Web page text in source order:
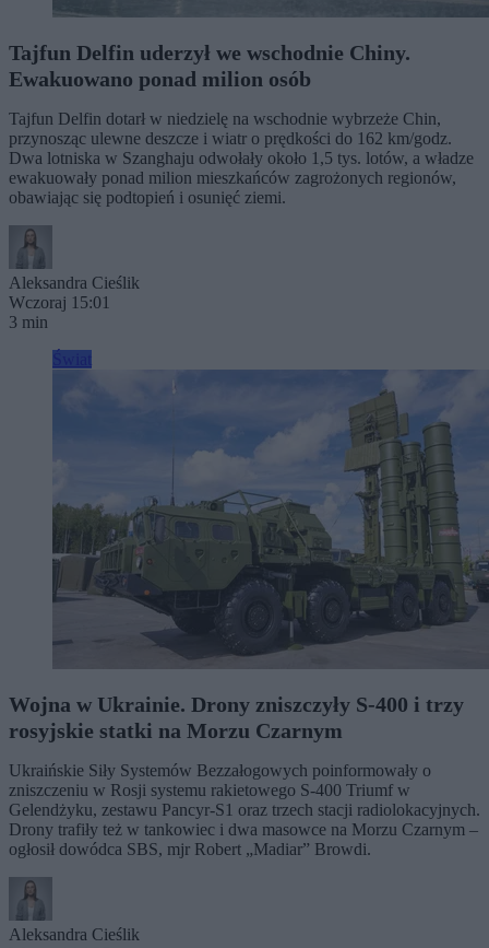
Tajfun Delfin uderzył we wschodnie Chiny.
Ewakuowano ponad milion osób
Tajfun Delfin dotarł w niedzielę na wschodnie wybrzeże Chin,
przynosząc ulewne deszcze i wiatr o prędkości do 162 km/godz.
Dwa lotniska w Szanghaju odwołały około 1,5 tys. lotów, a władze
ewakuowały ponad milion mieszkańców zagrożonych regionów,
obawiając się podtopień i osunięć ziemi.
Aleksandra Cieślik
Wczoraj 15:01
3 min
Wojna w Ukrainie. Drony zniszczyły S-400 i trzy
rosyjskie statki na Morzu Czarnym
Ukraińskie Siły Systemów Bezzałogowych poinformowały o
zniszczeniu w Rosji systemu rakietowego S-400 Triumf w
Gelendżyku, zestawu Pancyr-S1 oraz trzech stacji radiolokacyjnych.
Drony trafiły też w tankowiec i dwa masowce na Morzu Czarnym –
ogłosił dowódca SBS, mjr Robert „Madiar” Browdi.
Aleksandra Cieślik